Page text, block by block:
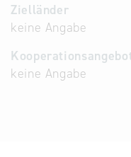
Zielländer
keine Angabe
keine Angabe